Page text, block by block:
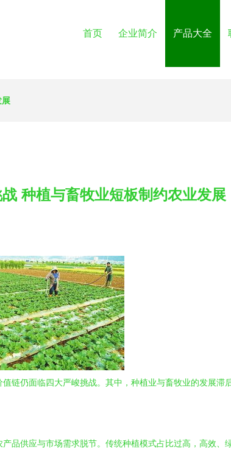
首页 企业简介 产品大全
展
种植与畜牧业短板制约农业发展
链仍面临四大严峻挑战。其中，种植业与畜牧业的发展滞
品供应与市场需求脱节。传统种植模式占比过高，高效、